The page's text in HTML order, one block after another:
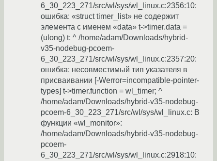
6_30_223_271/src/wl/sys/wl_linux.c:2356:10:
ошибка: «struct timer_list» не содержит
элемента с именем «data» t->timer.data =
(ulong) t; ^ /home/adam/Downloads/hybrid-
v35-nodebug-pcoem-
6_30_223_271/src/wl/sys/wl_linux.c:2357:20:
ошибка: несовместимый тип указателя в
присваивании [-Werror=incompatible-pointer-
types] t->timer.function = wl_timer; ^
/home/adam/Downloads/hybrid-v35-nodebug-
pcoem-6_30_223_271/src/wl/sys/wl_linux.c: В
функции «wl_monitor»:
/home/adam/Downloads/hybrid-v35-nodebug-
pcoem-
6_30_223_271/src/wl/sys/wl_linux.c:2918:10: